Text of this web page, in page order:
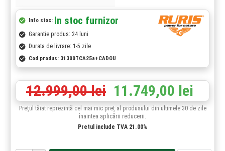
Info stoc: In stoc furnizor
Garantie produs: 24 luni
Durata de livrare: 1-5 zile
Cod produs: 31300TCA25a+CADOU
11.749,00 lei
12.999,00 lei
Prețul tăiat reprezintă cel mai mic preț al produsului din ultimele 30 de zile
înaintea aplicării reducerii.
Pretul include TVA 21.00%